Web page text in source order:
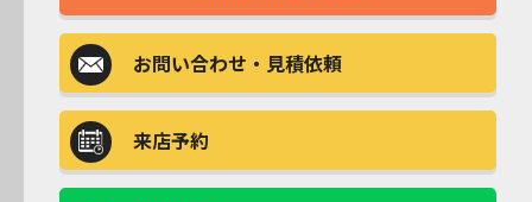
お問い合わせ ・見積依頼
来店予約